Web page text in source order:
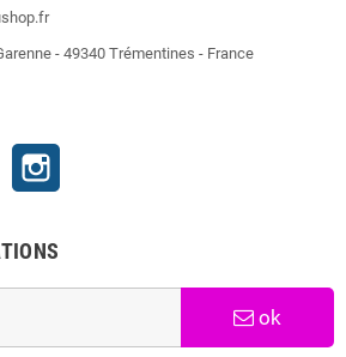
- 49340 Trémentines - France
YouTube
ok